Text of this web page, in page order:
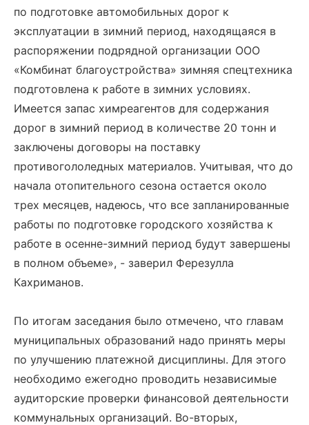
по подготовке автомобильных дорог к
эксплуатации в зимний период, находящаяся в
распоряжении подрядной организации ООО
«Комбинат благоустройства» зимняя спецтехника
подготовлена к работе в зимних условиях.
Имеется запас химреагентов для содержания
дорог в зимний период в количестве 20 тонн и
заключены договоры на поставку
противогололедных материалов. Учитывая, что до
начала отопительного сезона остается около
трех месяцев, надеюсь, что все запланированные
работы по подготовке городского хозяйства к
работе в осенне-зимний период будут завершены
в полном объеме», - заверил Ферезулла
Кахриманов.
По итогам заседания было отмечено, что главам
муниципальных образований надо принять меры
по улучшению платежной дисциплины. Для этого
необходимо ежегодно проводить независимые
аудиторские проверки финансовой деятельности
коммунальных организаций. Во-вторых,